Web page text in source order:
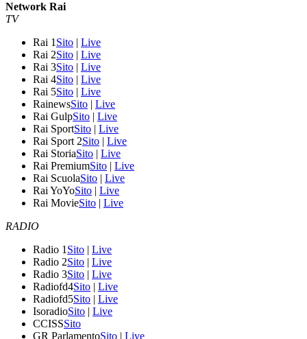
Network Rai
TV
Rai 1 Sito | Live
Rai 2Sito | Live
Rai 3Sito | Live
Rai 4Sito | Live
Rai 5Sito | Live
RainewsSito | Live
Rai GulpSito | Live
Rai SportSito | Live
Rai Sport 2Sito | Live
Rai StoriaSito | Live
Rai PremiumSito | Live
Rai ScuolaSito | Live
Rai YoYoSito | Live
Rai MovieSito | Live
RADIO
Radio 1 Sito | Live
Radio 2Sito | Live
Radio 3Sito | Live
Radiofd4Sito | Live
Radiofd5Sito | Live
IsoradioSito | Live
CCISSSito
GR ParlamentoSito | Live